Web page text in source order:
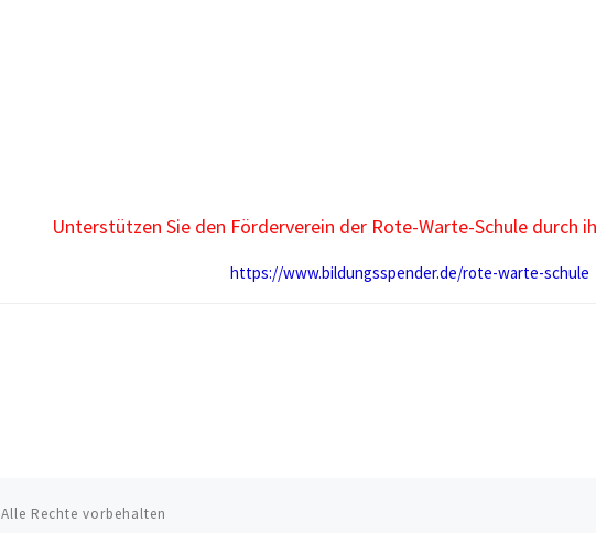
Unterstützen Sie den Förderverein der Rote-Warte-Schule durch
https://www.bildungsspender.de/rote-warte-schule
Alle Rechte vorbehalten